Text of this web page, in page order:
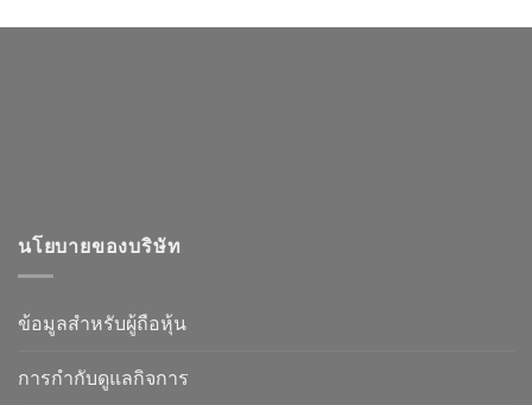
นโยบายของบริษัท
ข้อมูลสำหรับผู้ถือหุ้น
การกำกับดูแลกิจการ